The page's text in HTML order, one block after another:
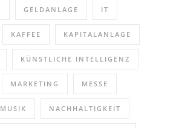
GELDANLAGE IT
KAFFEE KAPITALANLAGE
KÜNSTLICHE INTELLIGENZ
MARKETING MESSE
MUSIK NACHHALTIGKEIT